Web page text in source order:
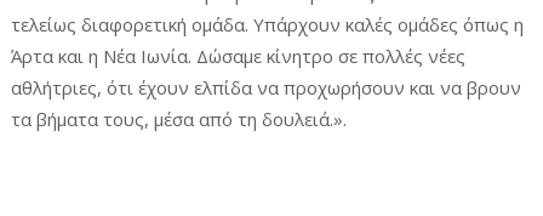
τελείως διαφορετική ομάδα. Υπάρχουν καλές ομάδες όπως η
Άρτα και η Νέα Ιωνία. Δώσαμε κίνητρο σε πολλές νέες
αθλήτριες, ότι έχουν ελπίδα να προχωρήσουν και να βρουν
τα βήματα τους, μέσα από τη δουλειά.».